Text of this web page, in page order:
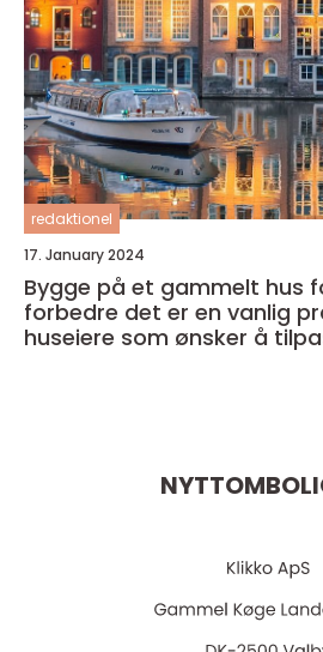
redaktionel
17. January 2024
Bygge på et gammelt hus
forbedre det er en vanlig
huseiere som ønsker å